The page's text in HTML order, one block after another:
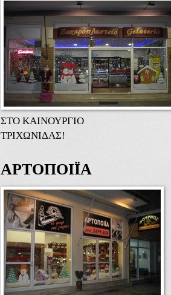
ΣΤΟ ΚΑΙΝΟΥΡΓΙΟ
ΤΡΙΧΩΝΙΔΑΣ!
ΑΡΤΟΠΟΙΪΑ